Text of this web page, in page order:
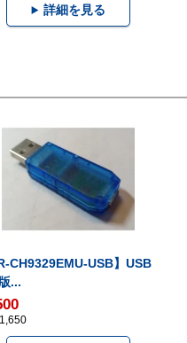
詳細を見る
CH9329EMU-USB】USB
...